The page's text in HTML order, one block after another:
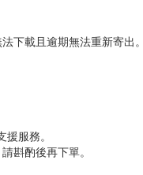
下載且逾期無法重新寄出。
援服務。
斟酌後再下單。